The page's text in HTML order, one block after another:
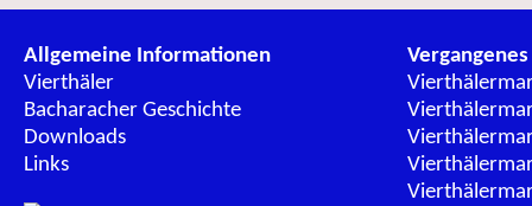
Allgemeine Informationen
Vierthäler
Bacharacher Geschichte
Downloads
Links
Vergangenes